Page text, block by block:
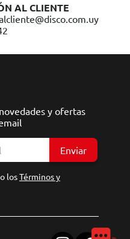
AL CLIENTE
y ofertas
Enviar
losTérminos y